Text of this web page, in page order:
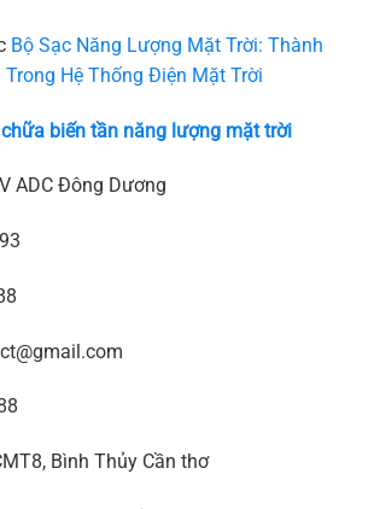
Bộ Sạc Năng Lượng Mặt Trời: Thành
Trong Hệ Thống Điện Mặt Trời
biến tần năng lượng mặt trời
ADC Đông Dương
Bình Thủy Cần thơ